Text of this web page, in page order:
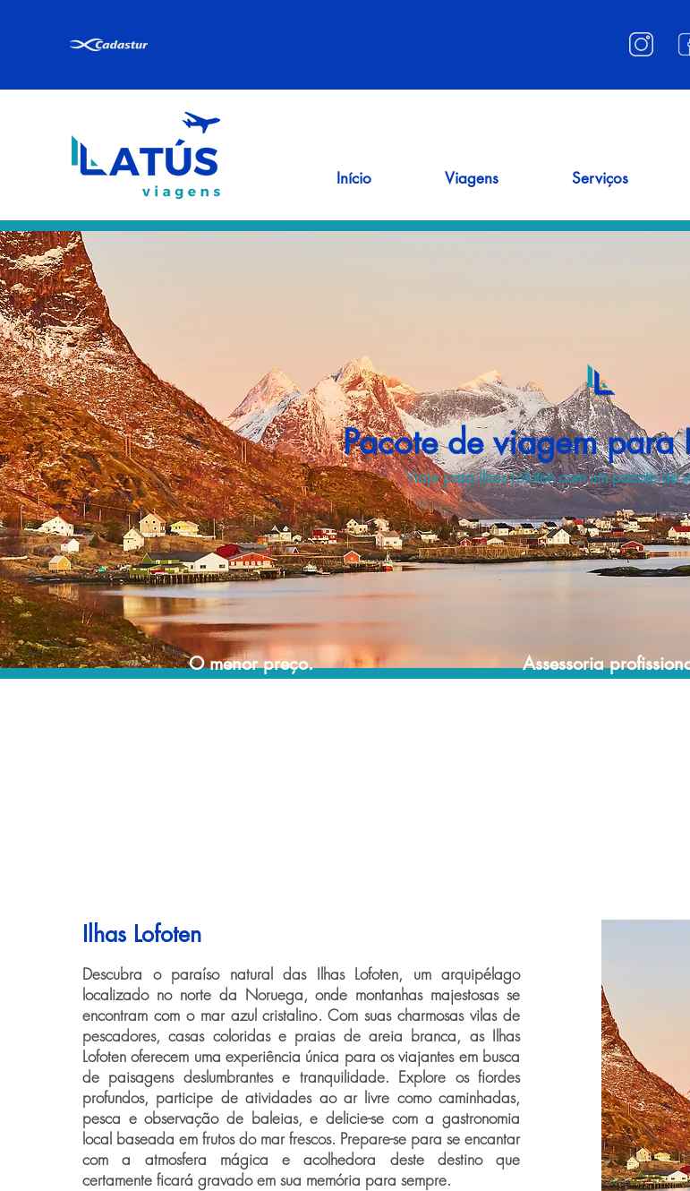
Início Viagens Serviços
Pacote de viagem para
Viaje para Ilhas Lofoten com um pacote de
O menor preço. Assessoria
Ilhas Lofoten
Descubra o paraíso natural das Ilhas Lofoten, um arquipélago
localizado no norte da Noruega, onde montanhas majestosas se
encontram com o mar azul cristalino. Com suas charmosas vilas de
pescadores, casas coloridas e praias de areia branca, as Ilhas
Lofoten oferecem uma experiência única para os viajantes em busca
de paisagens deslumbrantes e tranquilidade. Explore os fiordes
profundos, participe de atividades ao ar livre como caminhadas,
pesca e observação de baleias, e delicie-se com a gastronomia
local baseada em frutos do mar frescos. Prepare-se para se encantar
com a atmosfera mágica e acolhedora deste destino que
certamente ficará gravado em sua memória para sempre.